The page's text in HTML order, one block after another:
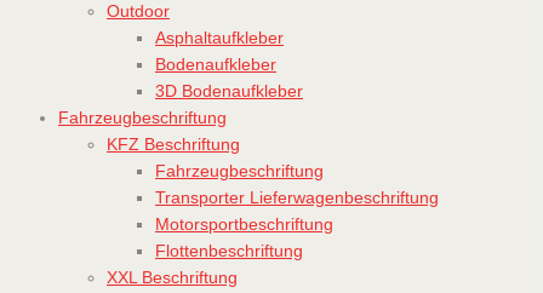
Outdoor
Asphaltaufkleber
Bodenaufkleber
3D Bodenaufkleber
Fahrzeugbeschriftung
KFZ Beschriftung
Fahrzeugbeschriftung
Transporter Lieferwagenbeschriftung
Motorsportbeschriftung
Flottenbeschriftung
XXL Beschriftung